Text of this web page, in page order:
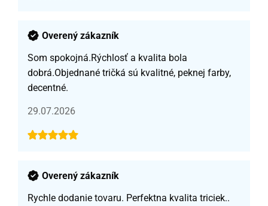
Overený zákazník
Som spokojná.Rýchlosť a kvalita bola
dobrá.Objednané tričká sú kvalitné, peknej farby,
decentné.
29.07.2026
Overený zákazník
Rychle dodanie tovaru. Perfektna kvalita triciek..